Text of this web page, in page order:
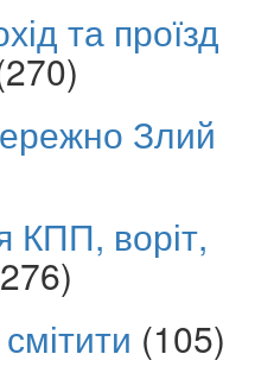
та проїзд
Злий
КПП, воріт,
(105)